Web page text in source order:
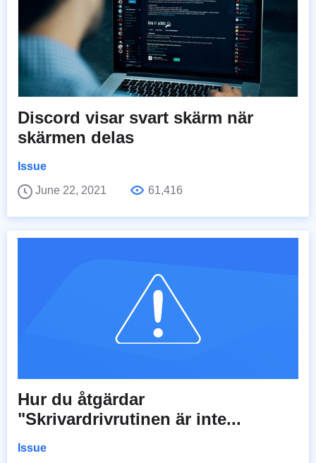
Discord visar svart skärm när
skärmen delas
Issue
June 22, 2021
61,416
Hur du åtgärdar
"Skrivardrivrutinen är inte...
Issue